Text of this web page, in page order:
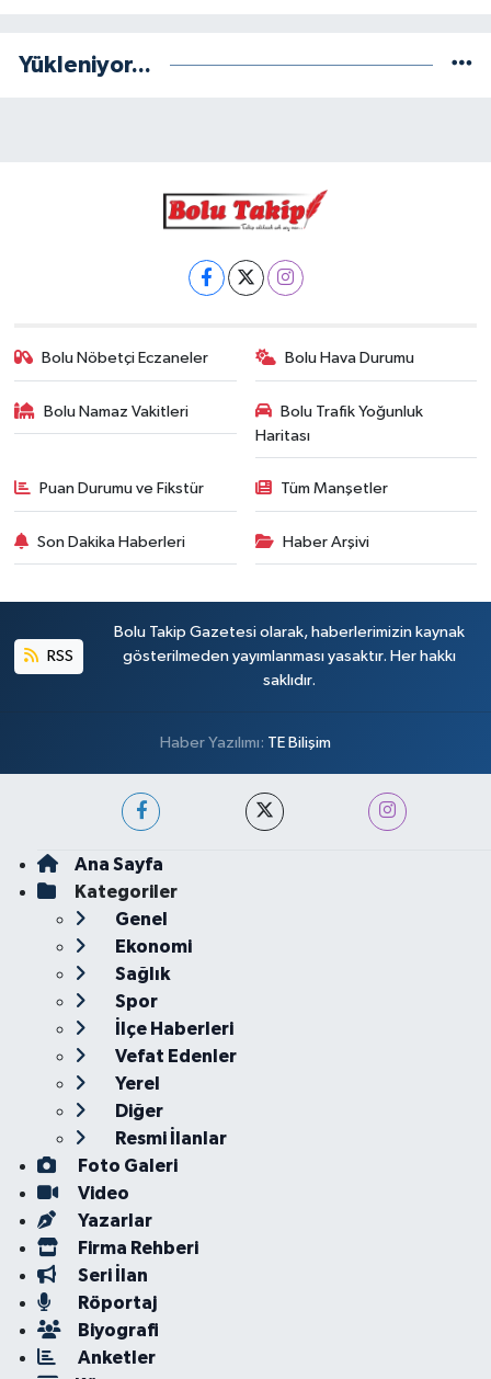
Yükleniyor...
Bolu Nöbetçi Eczaneler Bolu Hava Durumu
Bolu Namaz Vakitleri
Bolu Trafik Yoğunluk
Haritası
Puan Durumu ve Fikstür Tüm Manşetler
Son Dakika Haberleri Haber Arşivi
RSS
Bolu Takip Gazetesi olarak, haberlerimizin kaynak
gösterilmeden yayımlanması yasaktır. Her hakkı
saklıdır.
Haber Yazılımı: TE Bilişim
Ana Sayfa
Kategoriler
Genel
Ekonomi
Sağlık
Spor
İlçe Haberleri
Vefat Edenler
Yerel
Diğer
Resmi İlanlar
Foto Galeri
Video
Yazarlar
Firma Rehberi
Seri İlan
Röportaj
Biyografi
Anketler